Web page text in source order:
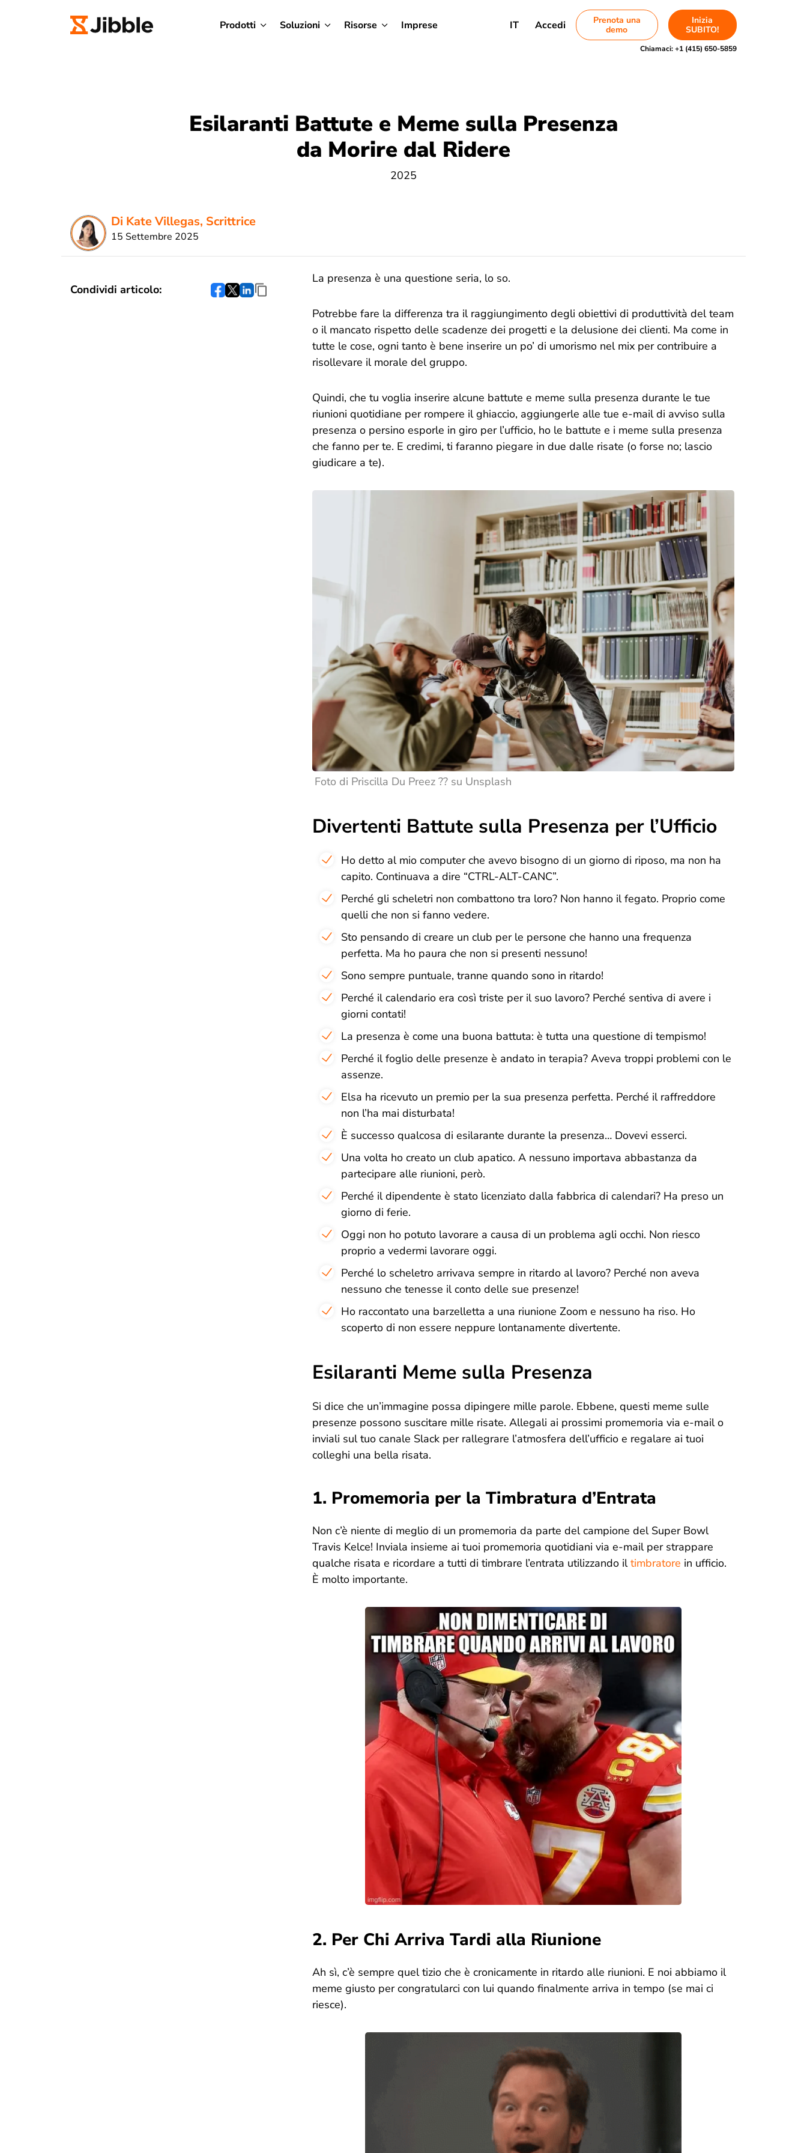
Prodotti Soluzioni Risorse Imprese IT Accedi
Prenota una
demo
Inizia
SUBITO!
Chiamaci:+1 (415) 650-5859
Esilaranti Battute e Meme sulla Presenza
da Morire dal Ridere
2025
Di Kate Villegas, Scrittrice
15 Settembre 2025
Condividi articolo:
La presenza è una questione seria, lo so.
Potrebbe fare la differenza tra il raggiungimento degli obiettivi di produttività del team
o il mancato rispetto delle scadenze dei progetti e la delusione dei clienti. Ma come in
tutte le cose, ogni tanto è bene inserire un po’ di umorismo nel mix per contribuire a
risollevare il morale del gruppo.
Quindi, che tu voglia inserire alcune battute e meme sulla presenza durante le tue
riunioni quotidiane per rompere il ghiaccio, aggiungerle alle tue e-mail di avviso sulla
presenza o persino esporle in giro per l’ufficio, ho le battute e i meme sulla presenza
che fanno per te. E credimi, ti faranno piegare in due dalle risate (o forse no; lascio
giudicare a te).
Foto di Priscilla Du Preez ?? su Unsplash
Divertenti Battute sulla Presenza per l’Ufficio
Ho detto al mio computer che avevo bisogno di un giorno di riposo, ma non ha
capito. Continuava a dire “CTRL-ALT-CANC”.
Perché gli scheletri non combattono tra loro? Non hanno il fegato. Proprio come
quelli che non si fanno vedere.
Sto pensando di creare un club per le persone che hanno una frequenza
perfetta. Ma ho paura che non si presenti nessuno!
Sono sempre puntuale, tranne quando sono in ritardo!
Perché il calendario era così triste per il suo lavoro? Perché sentiva di avere i
giorni contati!
La presenza è come una buona battuta: è tutta una questione di tempismo!
Perché il foglio delle presenze è andato in terapia? Aveva troppi problemi con le
assenze.
Elsa ha ricevuto un premio per la sua presenza perfetta. Perché il raffreddore
non l’ha mai disturbata!
È successo qualcosa di esilarante durante la presenza… Dovevi esserci.
Una volta ho creato un club apatico. A nessuno importava abbastanza da
partecipare alle riunioni, però.
Perché il dipendente è stato licenziato dalla fabbrica di calendari? Ha preso un
giorno di ferie.
Oggi non ho potuto lavorare a causa di un problema agli occhi. Non riesco
proprio a vedermi lavorare oggi.
Perché lo scheletro arrivava sempre in ritardo al lavoro? Perché non aveva
nessuno che tenesse il conto delle sue presenze!
Ho raccontato una barzelletta a una riunione Zoom e nessuno ha riso. Ho
scoperto di non essere neppure lontanamente divertente.
Esilaranti Meme sulla Presenza
Si dice che un’immagine possa dipingere mille parole. Ebbene, questi meme sulle
presenze possono suscitare mille risate. Allegali ai prossimi promemoria via e-mail o
inviali sul tuo canale Slack per rallegrare l’atmosfera dell’ufficio e regalare ai tuoi
colleghi una bella risata.
1. Promemoria per la Timbratura d’Entrata
Non c’è niente di meglio di un promemoria da parte del campione del Super Bowl
Travis Kelce! Inviala insieme ai tuoi promemoria quotidiani via e-mail per strappare
qualche risata e ricordare a tutti di timbrare l’entrata utilizzando iltimbratore in ufficio.
È molto importante.
2. Per Chi Arriva Tardi alla Riunione
Ah sì, c’è sempre quel tizio che è cronicamente in ritardo alle riunioni. E noi abbiamo il
meme giusto per congratularci con lui quando finalmente arriva in tempo (se mai ci
riesce).